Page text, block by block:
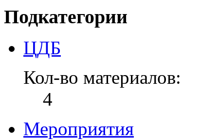
Подкатегории
ЦДБ
Кол-во материалов:
4
Мероприятия